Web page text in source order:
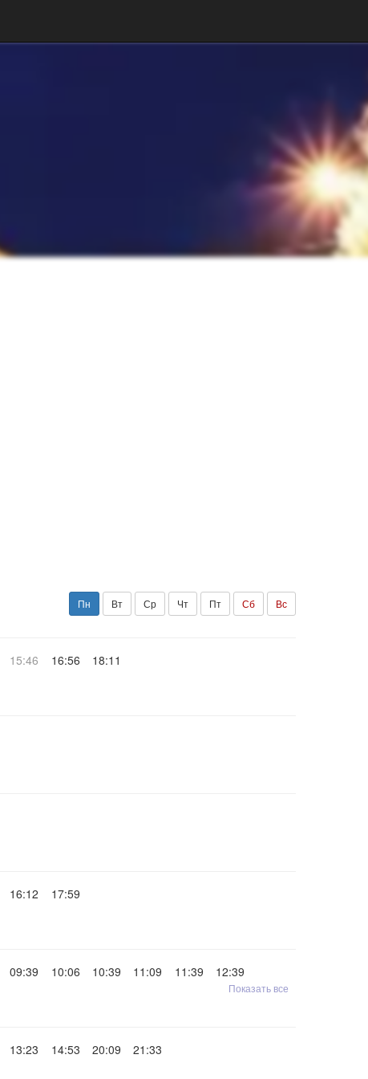
Пн Вт Ср Чт Пт Сб Вс
15:46 16:56 18:11
16:12 17:59
09:39 10:06 10:39 11:09 11:39
12:39
Показать все
13:23 14:53 20:09 21:33